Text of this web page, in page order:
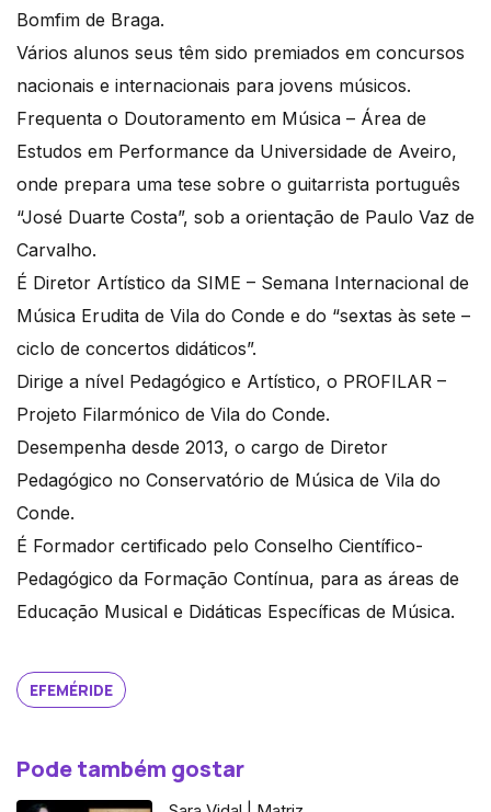
Bomfim de Braga.
Vários alunos seus têm sido premiados em concursos
nacionais e internacionais para jovens músicos.
Frequenta o Doutoramento em Música – Área de
Estudos em Performance da Universidade de Aveiro,
onde prepara uma tese sobre o guitarrista português
“José Duarte Costa”, sob a orientação de Paulo Vaz de
Carvalho.
É Diretor Artístico da SIME – Semana Internacional de
Música Erudita de Vila do Conde e do “sextas às sete –
ciclo de concertos didáticos”.
Dirige a nível Pedagógico e Artístico, o PROFILAR –
Projeto Filarmónico de Vila do Conde.
Desempenha desde 2013, o cargo de Diretor
Pedagógico no Conservatório de Música de Vila do
Conde.
É Formador certificado pelo Conselho Científico-
Pedagógico da Formação Contínua, para as áreas de
Educação Musical e Didáticas Específicas de Música.
EFEMÉRIDE
Pode também gostar